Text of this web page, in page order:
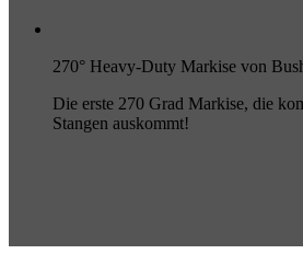
270° Heavy-Duty Markise von
Die erste 270 Grad Markise, die
Stangen auskommt!